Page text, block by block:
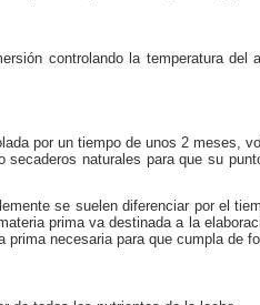
controlando la temperatura
por un tiempo de unos 2 meses,
naturales para que su
se suelen diferenciar por el
prima va destinada a la
necesaria para que cumpla de